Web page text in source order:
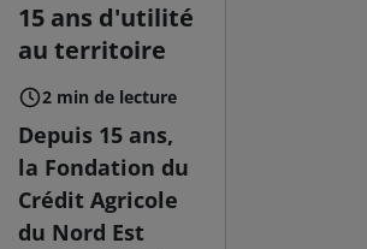
15 ans d'utilité
au territoire
2 min de lecture
Depuis 15 ans,
la Fondation du
Crédit Agricole
du Nord Est